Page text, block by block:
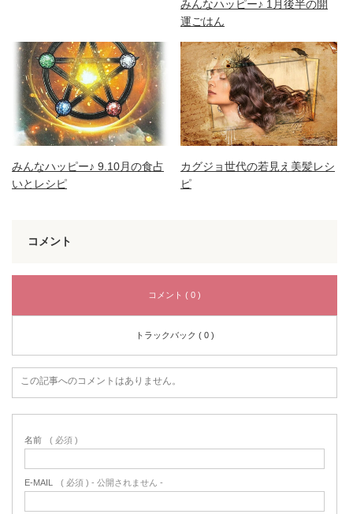
みんなハッピー♪ 1月後半の開
運ごはん
みんなハッピー♪ 9.10月の食占
いとレシピ
カグジョ世代の若見え美髪レシ
ピ
コメント
コメント ( 0 )
トラックバック ( 0 )
この記事へのコメントはありません。
名前 ( 必須 )
E-MAIL ( 必須 ) - 公開されません -